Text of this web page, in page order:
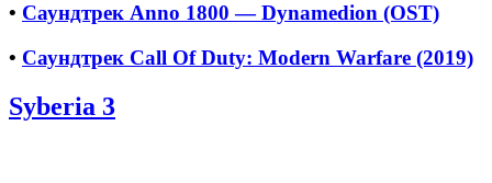
• Саундтрек Anno 1800 — Dynamedion (OST)
• Саундтрек Call Of Duty: Modern Warfare (2019)
Syberia 3